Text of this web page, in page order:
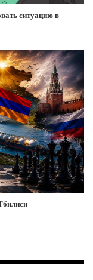
ситуацию в